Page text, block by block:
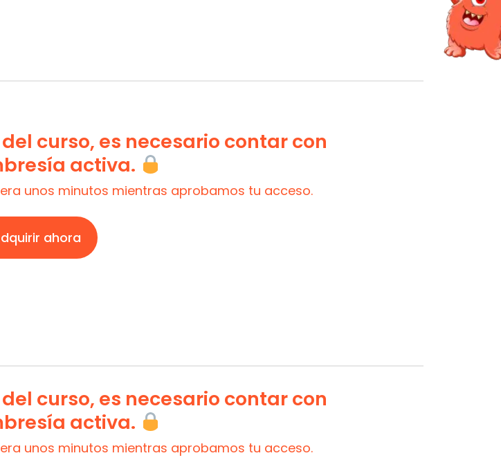
curso, es necesario contar con
activa.
unos minutos mientras aprobamos tu acceso.
ahora
curso, es necesario contar con
activa.
unos minutos mientras aprobamos tu acceso.